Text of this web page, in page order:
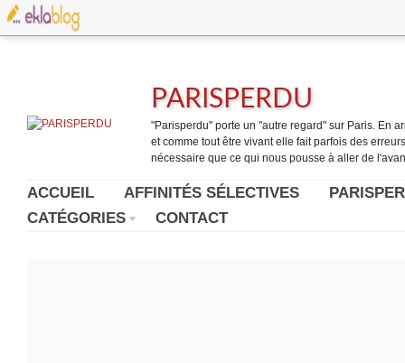
PARISPERDU
"Parisperdu" porte un "autre regard" sur Paris. En
et comme tout être vivant elle fait parfois des
nécessaire que ce qui nous pousse à aller de
ACCUEIL AFFINITÉS SÉLECTIVES
CATÉGORIES
CONTACT